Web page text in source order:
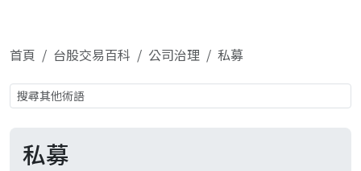
首頁 台股交易百科 公司治理 私募
私募